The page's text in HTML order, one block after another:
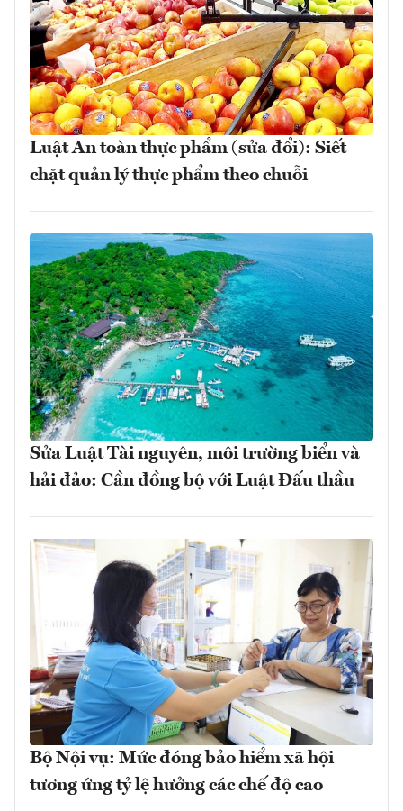
Luật An toàn thực phẩm (sửa đổi): Siết
chặt quản lý thực phẩm theo chuỗi
Sửa Luật Tài nguyên, môi trường biển và
hải đảo: Cần đồng bộ với Luật Đấu thầu
Bộ Nội vụ: Mức đóng bảo hiểm xã hội
tương ứng tỷ lệ hưởng các chế độ cao